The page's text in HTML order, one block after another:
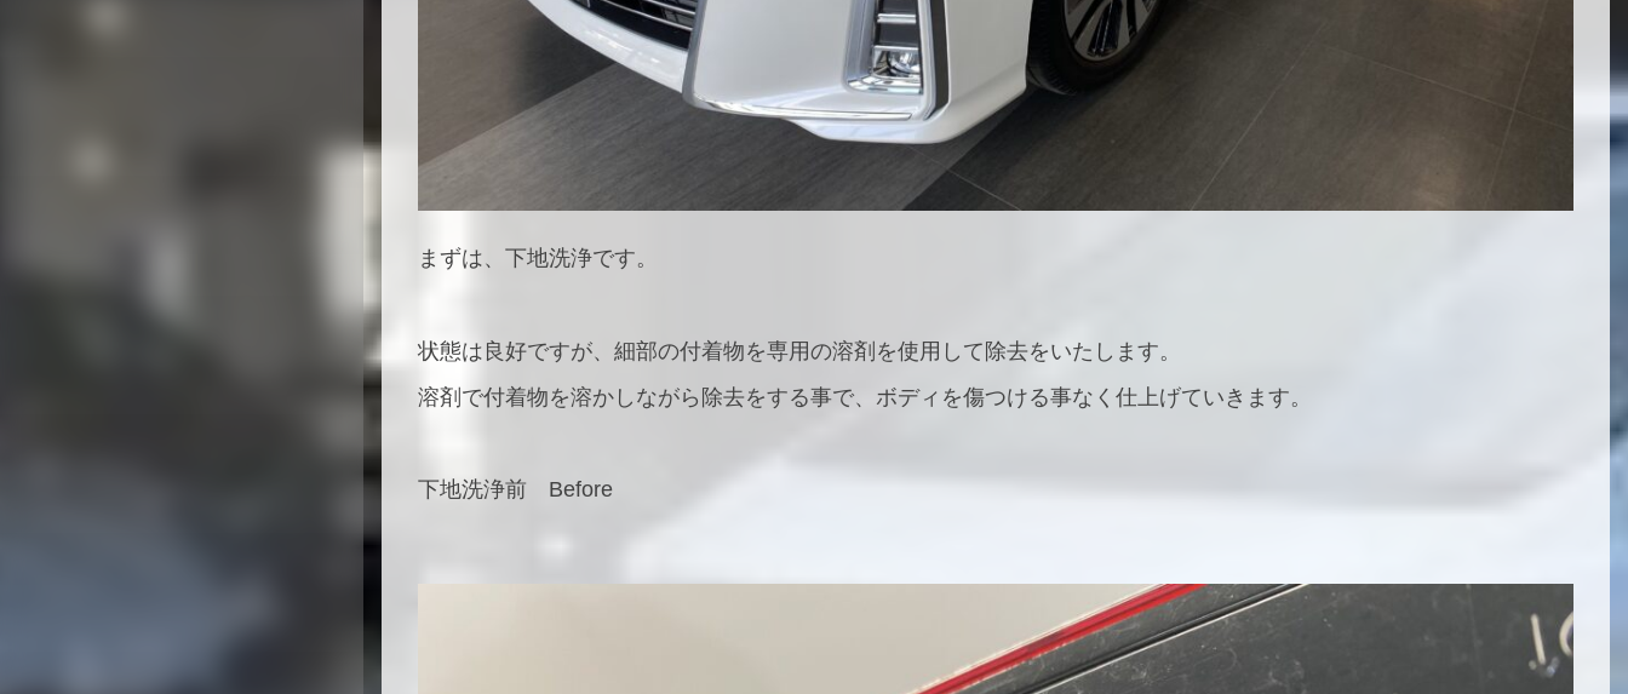
まずは、下地洗浄です。
状態は良好ですが、細部の付着物を専用の溶剤を使用して除去をいたします。
溶剤で付着物を溶かしながら除去をする事で、ボディを傷つける事なく仕上げていきます。
下地洗浄前 Before